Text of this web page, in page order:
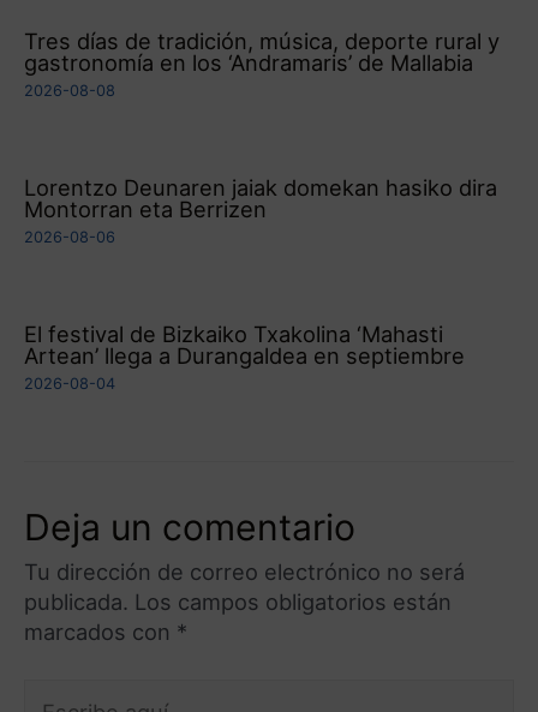
Tres días de tradición, música, deporte rural y
gastronomía en los ‘Andramaris’ de Mallabia
2026-08-08
Lorentzo Deunaren jaiak domekan hasiko dira
Montorran eta Berrizen
2026-08-06
El festival de Bizkaiko Txakolina ‘Mahasti
Artean’ llega a Durangaldea en septiembre
2026-08-04
Deja un comentario
Tu dirección de correo electrónico no será
publicada. Los campos obligatorios están
marcados con *